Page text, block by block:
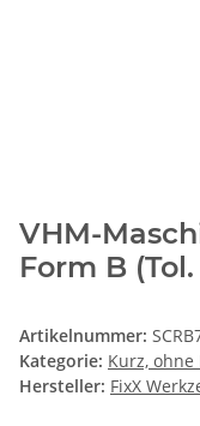
VHM-
Form B
Artikelnummer:
Kategorie: Kurz, ohne
Hersteller: FixX